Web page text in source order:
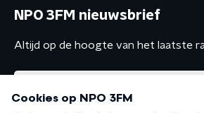
NPO 3FM nieuwsbrief
Altijd op de hoogte van het laatste